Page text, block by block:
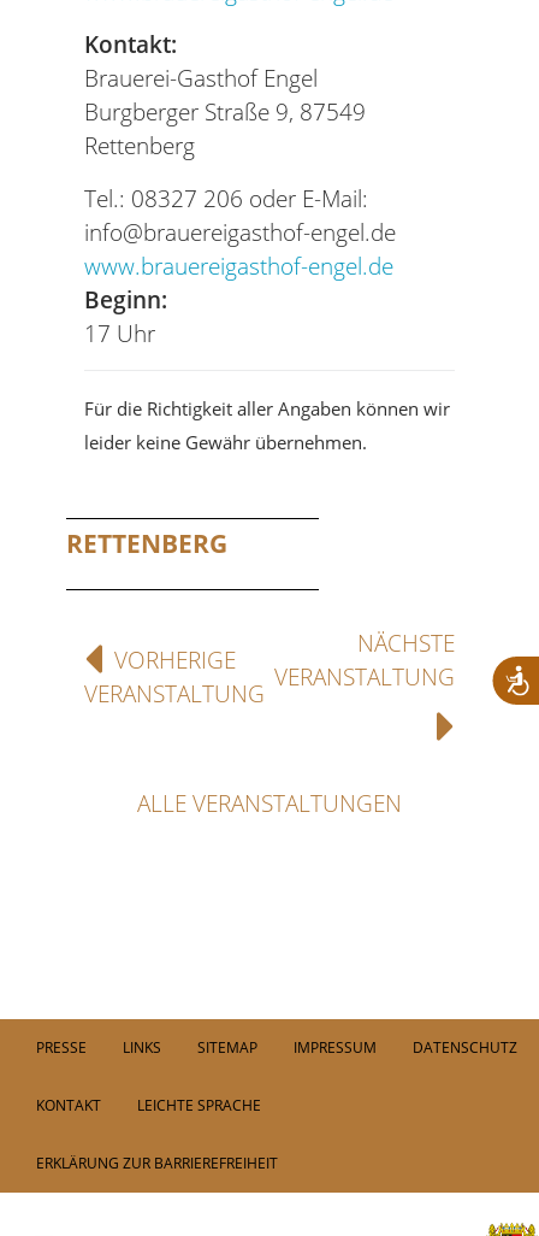
Kontakt:
Brauerei-Gasthof Engel
Burgberger Straße 9, 87549
Rettenberg
Tel.: 08327 206 oder E-Mail:
info@brauereigasthof-engel.de
www.brauereigasthof-engel.de
Beginn:
17 Uhr
Für die Richtigkeit aller Angaben können wir
leider keine Gewähr übernehmen.
RETTENBERG
VORHERIGE
VERANSTALTUNG
NÄCHSTE
VERANSTALTUNG
ALLE VERANSTALTUNGEN
PRESSE LINKS SITEMAP IMPRESSUM DATENSCHUTZ
KONTAKT LEICHTE SPRACHE
ERKLÄRUNG ZUR BARRIEREFREIHEIT